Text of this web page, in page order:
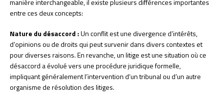
manière interchangeable, il existe plusieurs différences importantes
entre ces deux concepts:
Nature du désaccord :Un conflit est une divergence d’intérêts,
d’opinions ou de droits qui peut survenir dans divers contextes et
pour diverses raisons. En revanche, un litige est une situation où ce
désaccord a évolué vers une procédure juridique formelle,
impliquant généralement l’intervention d’un tribunal ou d’un autre
organisme de résolution des litiges.